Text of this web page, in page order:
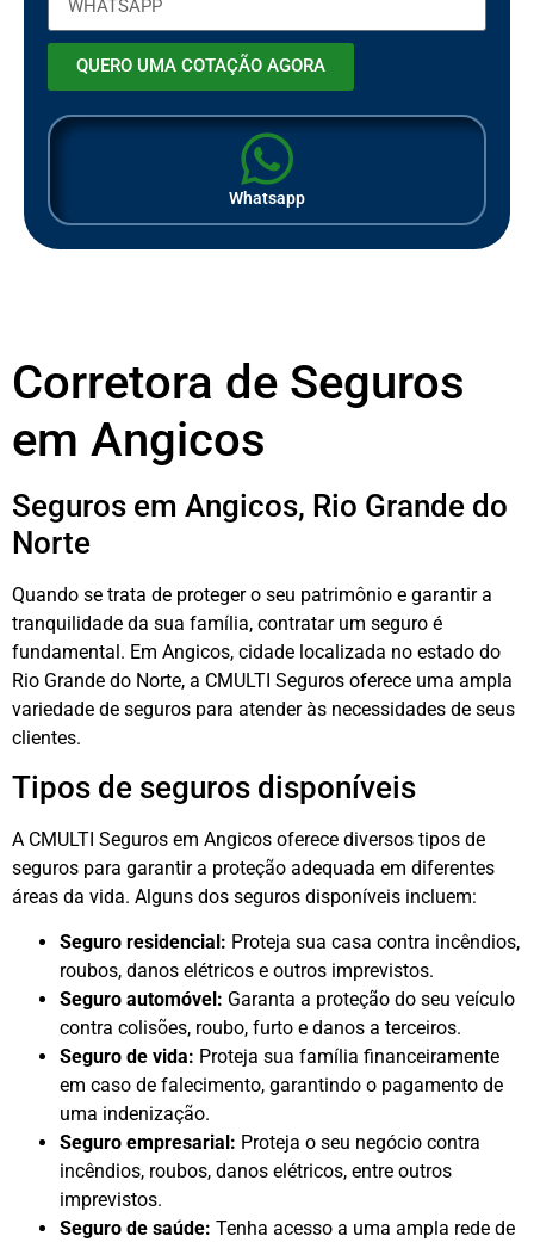
QUERO UMA COTAÇÃO AGORA
Whatsapp
Corretora de Seguros
em Angicos
Seguros em Angicos, Rio Grande do
Norte
Quando se trata de proteger o seu patrimônio e garantir a
tranquilidade da sua família, contratar um seguro é
fundamental. Em Angicos, cidade localizada no estado do
Rio Grande do Norte, a CMULTI Seguros oferece uma ampla
variedade de seguros para atender às necessidades de seus
clientes.
Tipos de seguros disponíveis
A CMULTI Seguros em Angicos oferece diversos tipos de
seguros para garantir a proteção adequada em diferentes
áreas da vida. Alguns dos seguros disponíveis incluem:
Seguro residencial: Proteja sua casa contra incêndios,
roubos, danos elétricos e outros imprevistos.
Seguro automóvel: Garanta a proteção do seu veículo
contra colisões, roubo, furto e danos a terceiros.
Seguro de vida: Proteja sua família financeiramente
em caso de falecimento, garantindo o pagamento de
uma indenização.
Seguro empresarial: Proteja o seu negócio contra
incêndios, roubos, danos elétricos, entre outros
imprevistos.
Seguro de saúde: Tenha acesso a uma ampla rede de